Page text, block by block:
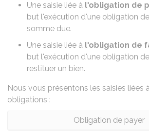
Une saisie liée à l'obligation de
but l'exécution d'une obligation
somme due.
Une saisie liée à l'obligation de
but l'exécution d'une obligation
restituer un bien.
Nous vous présentons les saisies liées
obligations :
Obligation de payer